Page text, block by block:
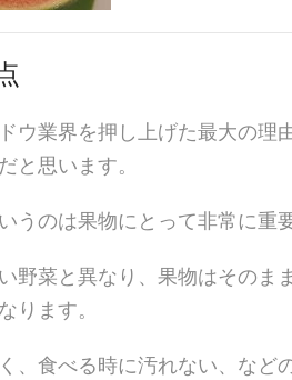
ウ業界を押し上げた最大の
と思います。
うのは果物にとって非常に重
野菜と異なり、果物はそのま
ります。
、食べる時に汚れない、など